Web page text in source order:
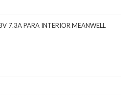
7.3A PARA INTERIOR MEANWELL